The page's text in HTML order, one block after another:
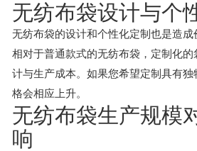
无纺布袋设计与个
无纺布袋的设计和个性化定制也是造成
相对于普通款式的无纺布袋，定制化
计与生产成本。如果您希望定制具有
格会相应上升。
无纺布袋生产规模
响